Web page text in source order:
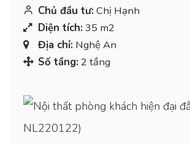
Chủ đầu tư: Chị Hạnh
Diện tích: 35 m2
Địa chỉ: Nghệ An
Số tầng: 2 tầng